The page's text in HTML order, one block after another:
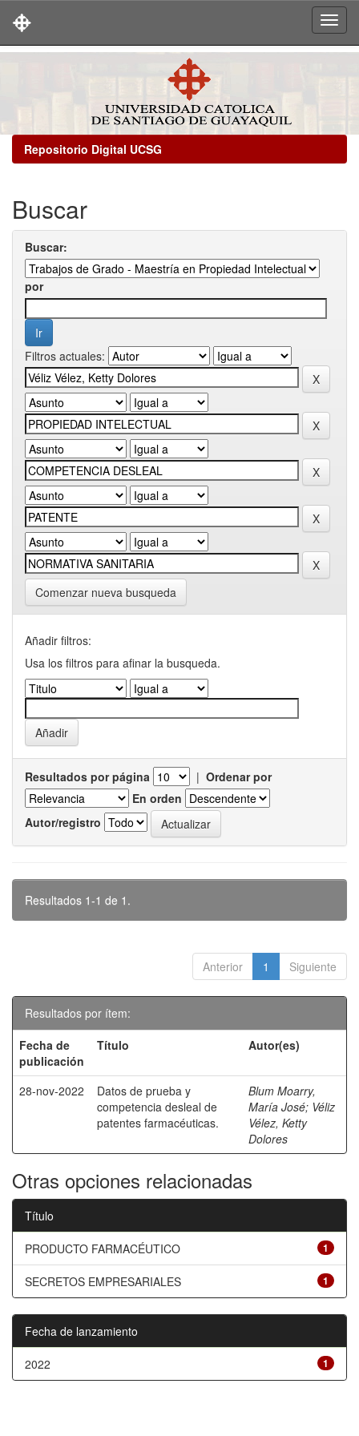
Repositorio Digital UCSG
Buscar
Buscar:
por
Filtros actuales:
Comenzar nueva busqueda
Añadir filtros:
Usa los filtros para afinar la busqueda.
Resultados por página | Ordenar por
En orden
Autor/registro
Resultados 1-1 de 1.
Anterior 1 Siguiente
Resultados por ítem:
Fecha de
publicación
Título Autor(es)
28-nov-2022
Datos de prueba y
competencia desleal de
patentes farmacéuticas.
Blum Moarry,
María José; Véliz
Vélez, Ketty
Dolores
Otras opciones relacionadas
Título
1
PRODUCTO FARMACÉUTICO
1
SECRETOS EMPRESARIALES
Fecha de lanzamiento
1
2022